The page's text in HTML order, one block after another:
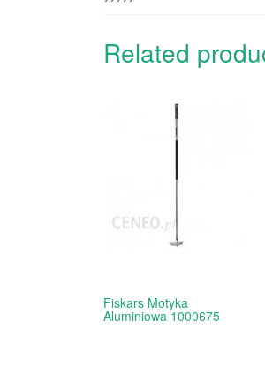
Related
Fiskars Motyka
Aluminiowa 1000675